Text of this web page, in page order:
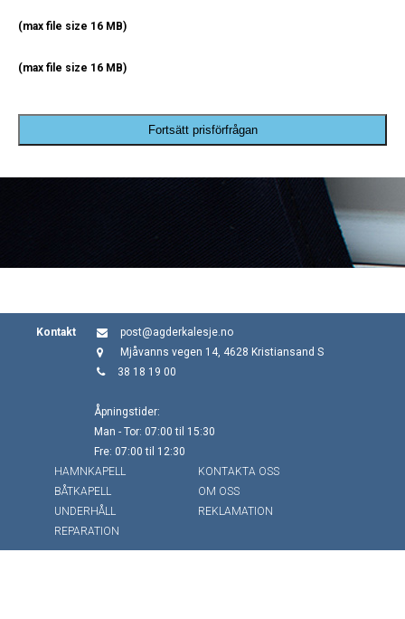
(max file size 16 MB)
(max file size 16 MB)
Fortsätt prisförfrågan
Kontakt
post@agderkalesje.no
Mjåvanns vegen 14, 4628 Kristiansand S
38 18 19 00
Åpningstider:
Man - Tor: 07:00 til 15:30
Fre: 07:00 til 12:30
HAMNKAPELL
BÅTKAPELL
UNDERHÅLL
REPARATION
KONTAKTA OSS
OM OSS
REKLAMATION